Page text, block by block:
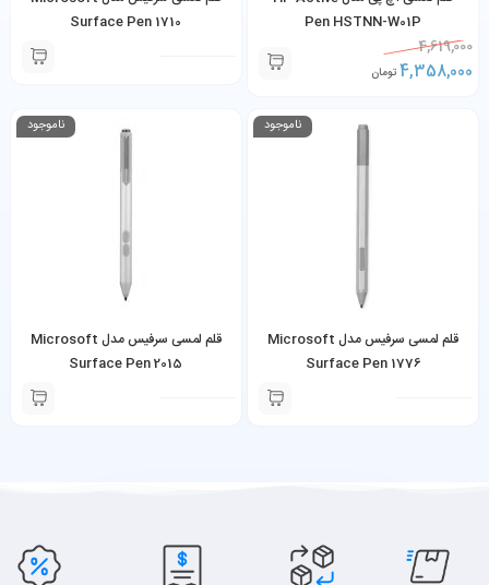
Pen HSTNN-W01P
4,619,000
4,358,000 تومان
Surface Pen 1710
ناموجود
قلم لمسی سرفیس مدل Microsoft
Surface Pen 1776
ناموجود
قلم لمسی سرفیس مدل Microsoft
Surface Pen 2015